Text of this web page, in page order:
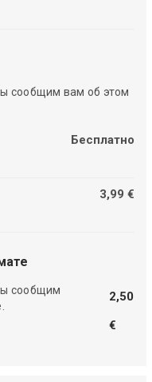
сообщим вам об этом
Бесплатно
3,99 €
сообщим
2,50
€